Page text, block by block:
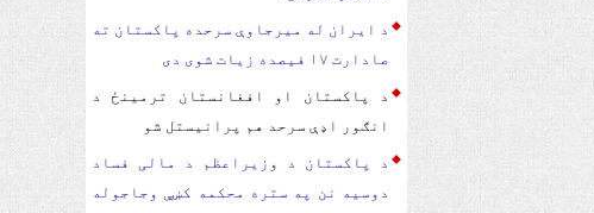
د ایران له میرجاوې سرحده پاکستان ته
صادارت ۱۷ فیصده زیات شوی دی
د پاکستان او افغانستان ترمینځ د
انګور اډې سرحد هم پرانیستل شو
د پاکستان د وزیراعظم د مالی فساد
دوسیه نن په ستره محکمه کښې وجاجوله